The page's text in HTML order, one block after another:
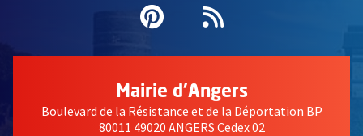
Pinterest
, Ouvre une
Flux RSS
Mairie d'Angers
Boulevard de la Résistance et de la Déportation BP
80011 49020 ANGERS Cedex 02